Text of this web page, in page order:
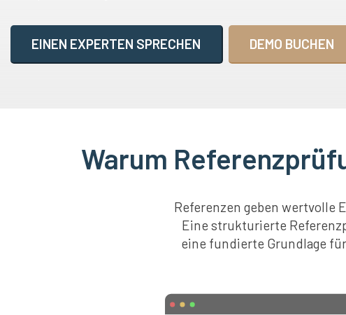
EINEN EXPERTEN SPRECHEN DEMO BUCHEN
Warum
Referenzen geben wertvolle
Eine strukturierte
eine fundierte Grundlage